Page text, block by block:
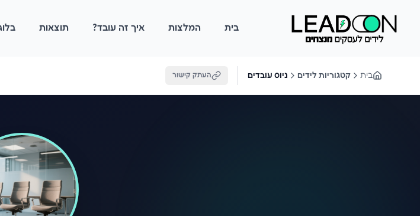
בית המלצות איך זה עובד? תוצאות
בית קטגוריות לידים ניוס עובדים העתק קישור